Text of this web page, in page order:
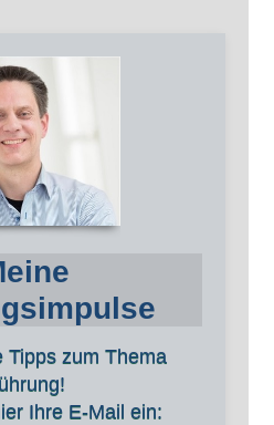
Tipps zum Thema
Ihre E-Mail ein: